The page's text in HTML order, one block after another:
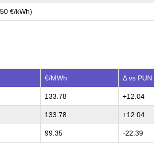
€/kWh)
€/MWh Δ vs PUN
133.78 +12.04
133.78 +12.04
99.35 -22.39